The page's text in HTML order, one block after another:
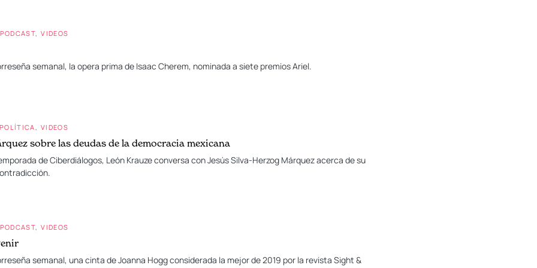
PODCAST VIDEOS
semanal, la opera prima de Isaac Cherem, nominada a siete premios Ariel.
VIDEOS
sobre las deudas de la democracia mexicana
de Ciberdiálogos, León Krauze conversa con Jesús Silva-Herzog Márquez acerca de su
PODCAST VIDEOS
semanal, una cinta de Joanna Hogg considerada la mejor de 2019 por la revista Sight &